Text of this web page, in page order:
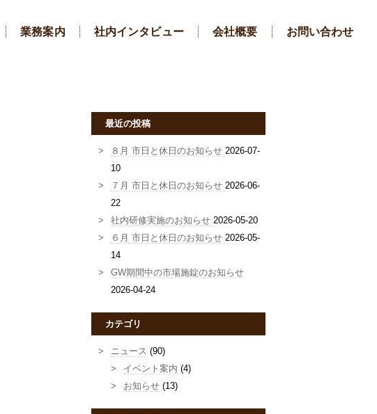
業務案内 社内インタビュー 会社概要 お問い合わせ
最近の投稿
８月 市日と休日のお知らせ 2026-07-
10
７月 市日と休日のお知らせ 2026-06-
22
社内研修実施のお知らせ 2026-05-20
６月 市日と休日のお知らせ 2026-05-
14
GW期間中の市場施錠のお知らせ
2026-04-24
カテゴリ
ニュース (90)
イベント案内 (4)
お知らせ (13)